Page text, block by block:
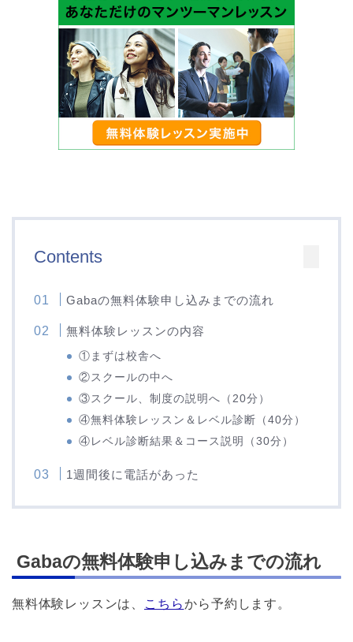
Contents
Gabaの無料体験申し込みまでの流れ
無料体験レッスンの内容
①まずは校舎へ
②スクールの中へ
③スクール、制度の説明へ（20分）
④無料体験レッスン＆レベル診断（40分）
④レベル診断結果＆コース説明（30分）
1週間後に電話があった
Gabaの無料体験申し込みまでの流れ
無料体験レッスンは、 こちら から予約します。